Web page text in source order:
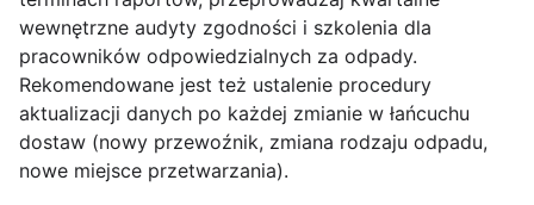
wewnętrzne audyty zgodności i szkolenia dla
pracowników odpowiedzialnych za odpady.
Rekomendowane jest też ustalenie procedury
aktualizacji danych po każdej zmianie w łańcuchu
dostaw (nowy przewoźnik, zmiana rodzaju odpadu,
nowe miejsce przetwarzania).